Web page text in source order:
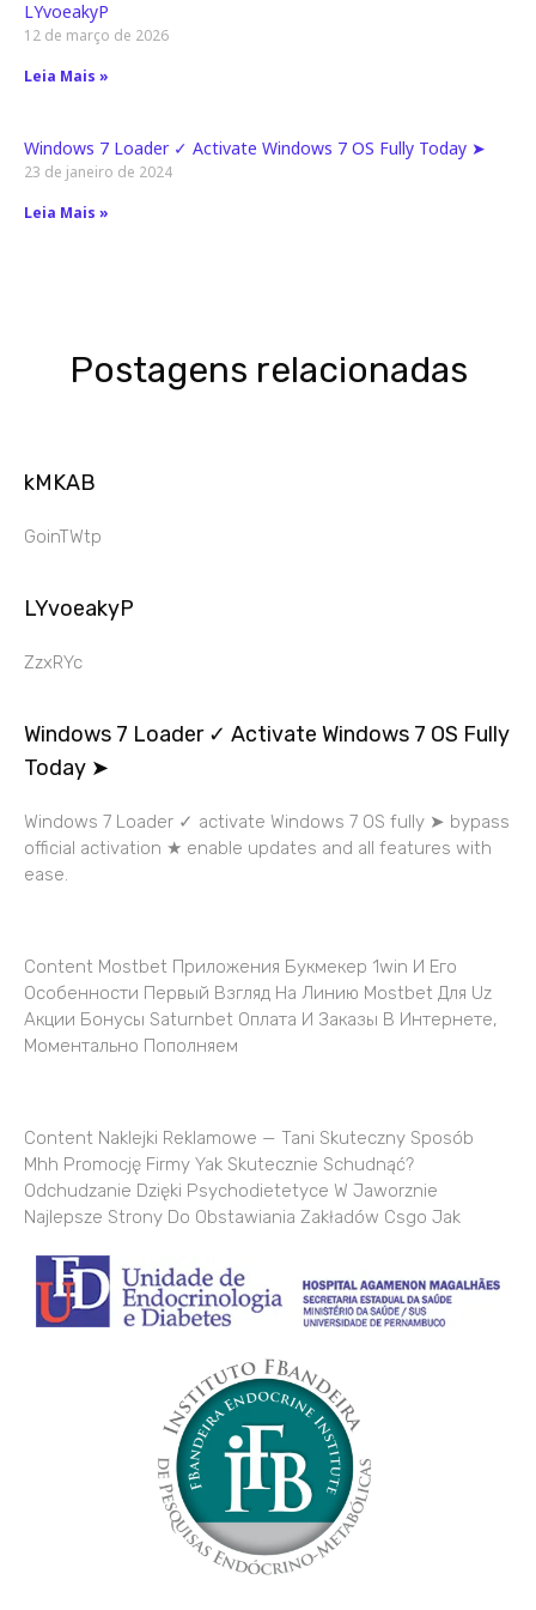
LYvoeakyP
12 de março de 2026
Leia Mais »
Windows 7 Loader ✓ Activate Windows 7 OS Fully Today ➤
23 de janeiro de 2024
Leia Mais »
Postagens relacionadas
kMKAB
GoinTWtp
LYvoeakyP
ZzxRYc
Windows 7 Loader ✓ Activate Windows 7 OS Fully
Today ➤
Windows 7 Loader ✓ activate Windows 7 OS fully ➤ bypass
official activation ★ enable updates and all features with
ease.
Content Mostbet Приложения Букмекер 1win И Его
Особенности Первый Взгляд На Линию Mostbet Для Uz
Акции Бонусы Saturnbet Оплата И Заказы В Интернете,
Моментально Пополняем
Content Naklejki Reklamowe — Tani Skuteczny Sposób
Mhh Promocję Firmy Yak Skutecznie Schudnąć?
Odchudzanie Dzięki Psychodietetyce W Jaworznie
Najlepsze Strony Do Obstawiania Zakładów Csgo Jak